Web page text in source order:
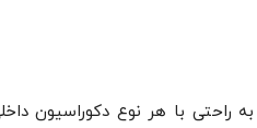
راحتی با هر نوع دکوراسیون